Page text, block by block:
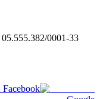
05.555.382/0001-33
Facebook